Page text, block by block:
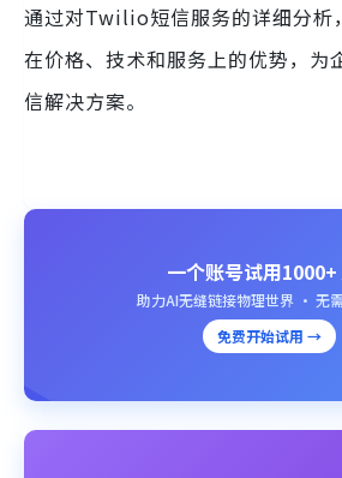
通过对Twilio短信服务的详细分析
在价格、技术和服务上的优势，为
信解决方案。
一个账号试用1000+
助力AI无缝链接物理世界 · 无
免费开始试用 →